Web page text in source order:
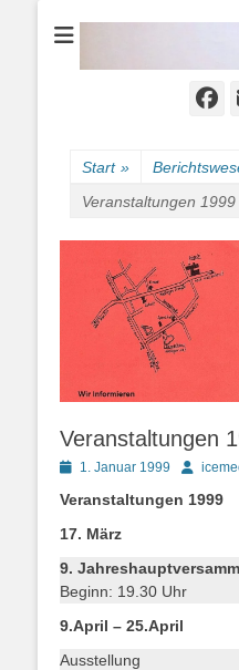
Start »
Veranstaltungen 1999
Veranstaltungen
Posted1. Januar 1999 Autor
Veranstaltungen 1999
17. März
9.
Beginn: 19.30 Uhr
9.April – 25.April
Ausstellung